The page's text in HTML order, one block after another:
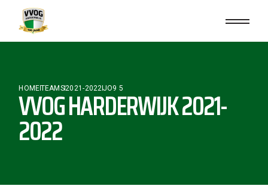
HOMETEAMS2021-2022JO9 5
VVOG HARDERWIJK 2021-
2022